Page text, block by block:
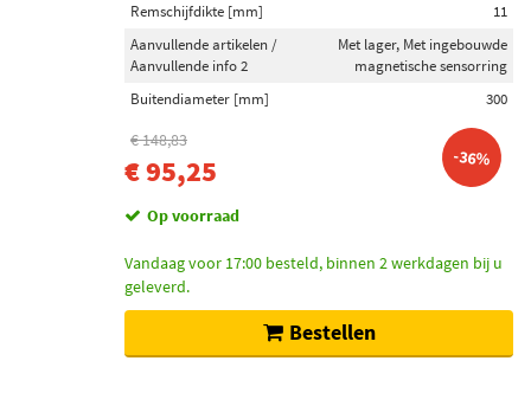
Remschijfdikte [mm]
11
Aanvullende artikelen /
Aanvullende info 2
Met lager, Met ingebouwde
magnetische sensorring
Buitendiameter [mm]
300
€ 148,83
€ 95,25 -36%
Op voorraad
Vandaag voor 17:00 besteld, binnen 2 werkdagen bij u
geleverd.
Bestellen